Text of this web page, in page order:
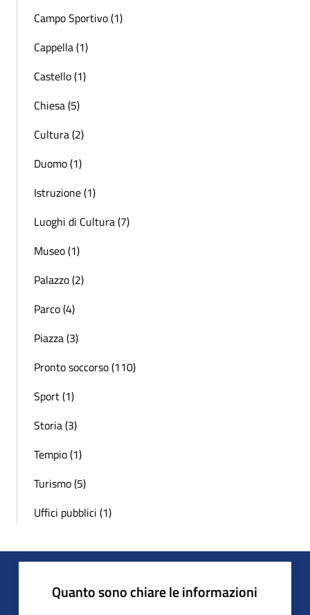
Campo Sportivo (1)
Cappella (1)
Castello (1)
Chiesa (5)
Cultura (2)
Duomo (1)
Istruzione (1)
Luoghi di Cultura (7)
Museo (1)
Palazzo (2)
Parco (4)
Piazza (3)
Pronto soccorso (110)
Sport (1)
Storia (3)
Tempio (1)
Turismo (5)
Uffici pubblici (1)
Quanto sono chiare le informazioni